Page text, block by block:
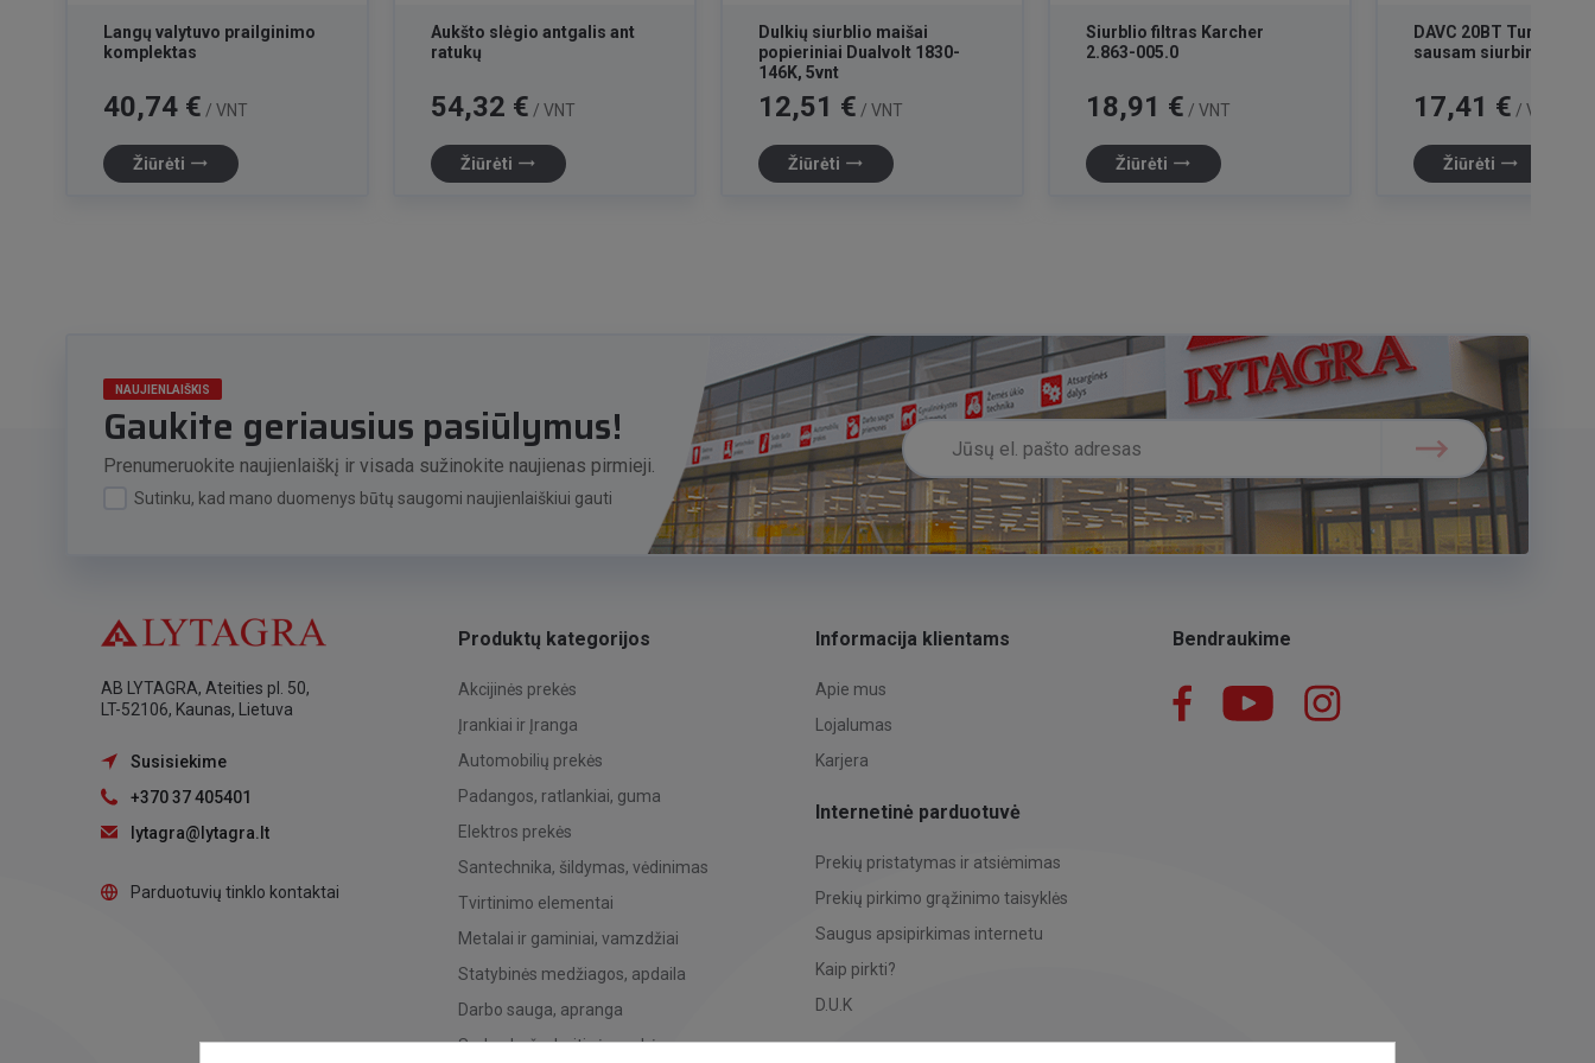
Langų valytuvo prailginimo
komplektas
Kaina
40,74 € / VNT
Žiūrėti trending_flat
Aukšto slėgio antgalis ant
ratukų
Kaina
54,32 € / VNT
Žiūrėti trending_flat
Dulkių siurblio maišai
popieriniai Dualvolt 1830-
146K, 5vnt
Kaina
12,51 € / VNT
Žiūrėti trending_flat
Siurblio filtras Karcher
2.863-005.0
Kaina
18,91 € / VNT
Žiūrėti trending_flat
DAVC 20BT Turbo
sausam siurbimui /
Kaina
17,41 € / VNT
Žiūrėti trending_flat
NAUJIENLAIŠKIS
Gaukite geriausius pasiūlymus!
Prenumeruokite naujienlaiškį ir visada sužinokite naujienas pirmieji.
Sutinku, kad mano duomenys būtų saugomi naujienlaiškiui gauti
AB LYTAGRA, Ateities pl. 50,
LT-52106, Kaunas, Lietuva
Susisiekime
+370 37 405401
lytagra@lytagra.lt
Parduotuvių tinklo kontaktai
Produktų kategorijos
Akcijinės prekės
Įrankiai ir Įranga
Automobilių prekės
Padangos, ratlankiai, guma
Elektros prekės
Santechnika, šildymas, vėdinimas
Tvirtinimo elementai
Metalai ir gaminiai, vamzdžiai
Statybinės medžiagos, apdaila
Darbo sauga, apranga
Sodo, daržo, buitinės prekės
Informacija klientams
Apie mus
Lojalumas
Karjera
Internetinė parduotuvė
Prekių pristatymas ir atsiėmimas
Prekių pirkimo grąžinimo taisyklės
Saugus apsipirkimas internetu
Kaip pirkti?
D.U.K
Bendraukime
Facebook YouTube